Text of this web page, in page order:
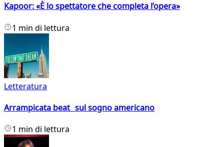
Kapoor: «È lo spettatore che completa l’opera»
1 min di lettura
Letteratura
Arrampicata beat sul sogno americano
1 min di lettura